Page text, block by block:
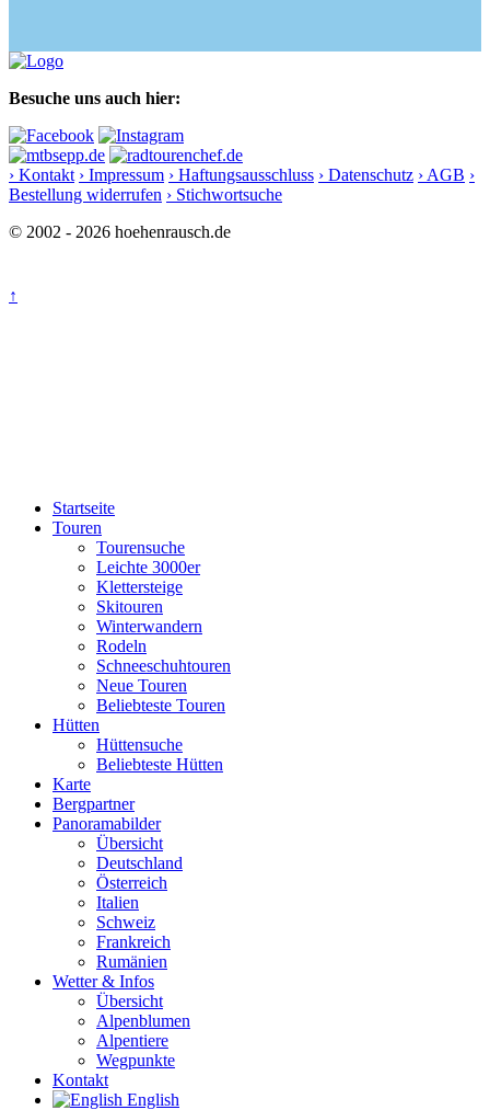
Besuche uns auch hier:
› Kontakt › Impressum › Haftungsausschluss › Datenschutz › AGB ›
Bestellung widerrufen › Stichwortsuche
© 2002 - 2026 hoehenrausch.de
↑
Startseite
Touren
Tourensuche
Leichte 3000er
Klettersteige
Skitouren
Winterwandern
Rodeln
Schneeschuhtouren
Neue Touren
Beliebteste Touren
Hütten
Hüttensuche
Beliebteste Hütten
Karte
Bergpartner
Panoramabilder
Übersicht
Deutschland
Österreich
Italien
Schweiz
Frankreich
Rumänien
Wetter & Infos
Übersicht
Alpenblumen
Alpentiere
Wegpunkte
Kontakt
English